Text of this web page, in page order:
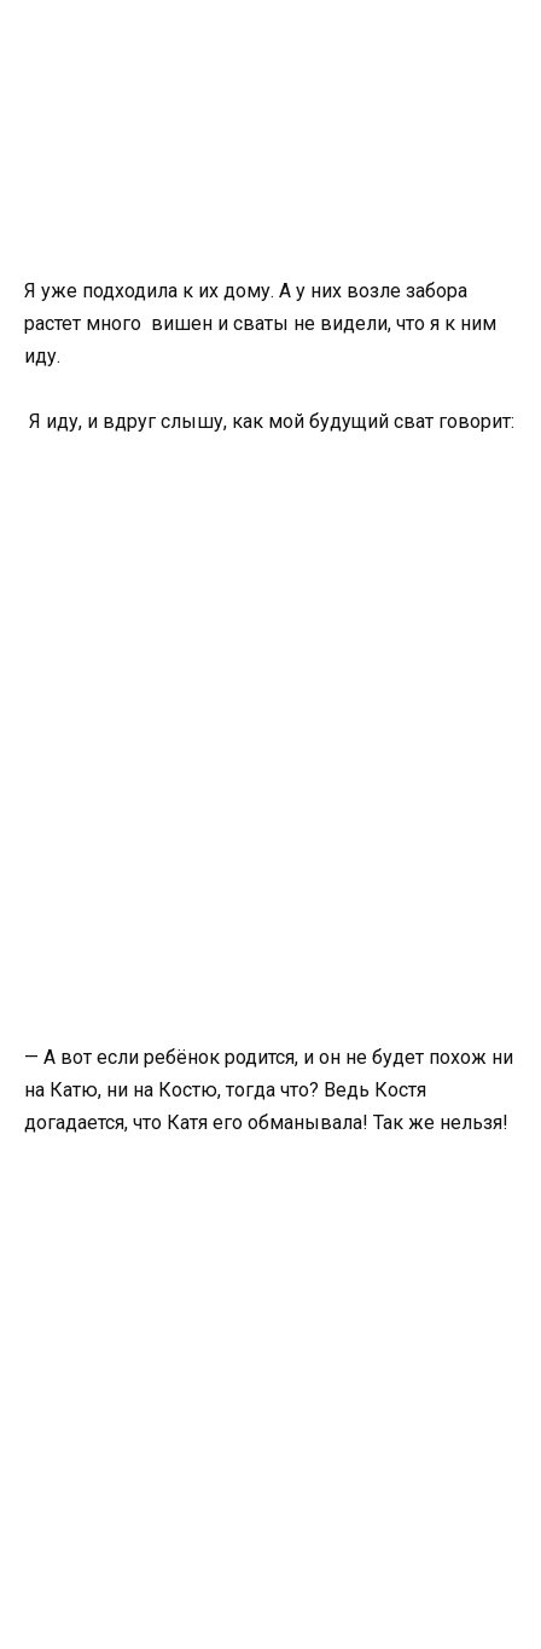
Я уже подходила к их дому. А у них возле забора
растет много вишен и сваты не видели, что я к ним
иду.
Я иду, и вдруг слышу, как мой будущий сват говорит:
— А вот если ребёнок родится, и он не будет похож ни
на Катю, ни на Костю, тогда что? Ведь Костя
догадается, что Катя его обманывала! Так же нельзя!